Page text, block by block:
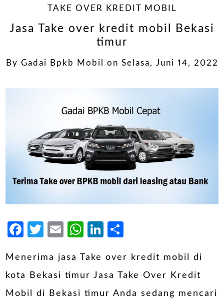
TAKE OVER KREDIT MOBIL
Jasa Take over kredit mobil Bekasi
timur
By Gadai Bpkb Mobil on Selasa, Juni 14, 2022
Facebook
Twitter
EmailWhatsApp
LinkedIn
Menerima jasa Take over kredit mobil di
kota Bekasi timur Jasa Take Over Kredit
Mobil di Bekasi timur Anda sedang mencari